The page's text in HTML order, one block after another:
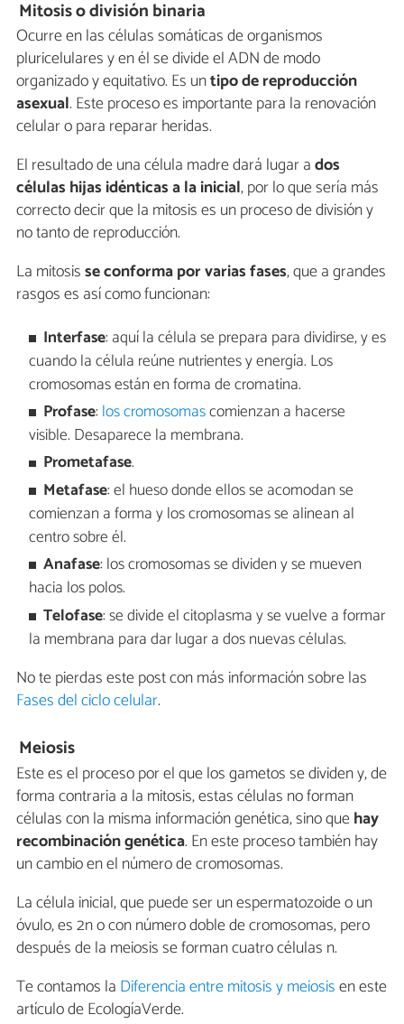
Mitosis o división binaria
Ocurre en las células somáticas de organismos
pluricelulares y en él se divide el ADN de modo
organizado y equitativo. Es untipo de reproducción
asexual. Este proceso es importante para la renovación
celular o para reparar heridas.
El resultado de una célula madre dará lugar ados
células hijas idénticas a la inicial, por lo que sería más
correcto decir que la mitosis es un proceso de división y
no tanto de reproducción.
La mitosisse conforma por varias fases, que a grandes
rasgos es así como funcionan:
Interfase: aquí la célula se prepara para dividirse, y es
cuando la célula reúne nutrientes y energía. Los
cromosomas están en forma de cromatina.
Profase: los cromosomascomienzan a hacerse
visible. Desaparece la membrana.
Prometafase.
Metafase: el hueso donde ellos se acomodan se
comienzan a forma y los cromosomas se alinean al
centro sobre él.
Anafase: los cromosomas se dividen y se mueven
hacia los polos.
Telofase: se divide el citoplasma y se vuelve a formar
la membrana para dar lugar a dos nuevas células.
No te pierdas este post con más información sobre las
Fases del ciclo celular.
Meiosis
Este es el proceso por el que los gametos se dividen y, de
forma contraria a la mitosis, estas células no forman
células con la misma información genética, sino quehay
recombinación genética. En este proceso también hay
un cambio en el número de cromosomas.
La célula inicial, que puede ser un espermatozoide o un
óvulo, es 2n o con número doble de cromosomas, pero
después de la meiosis se forman cuatro células n.
Te contamos la Diferencia entre mitosis y meiosisen este
artículo de EcologíaVerde.